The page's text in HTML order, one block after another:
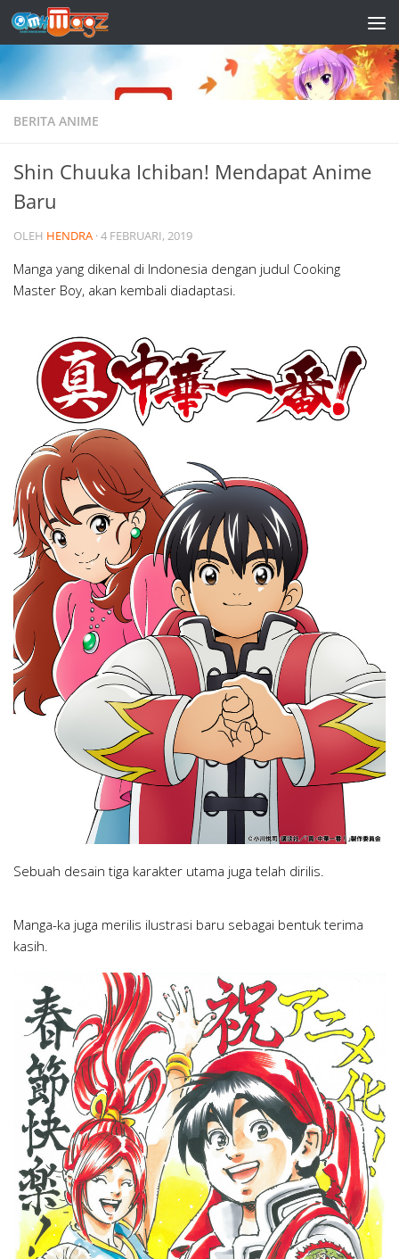
Skip to content
BERITA ANIME
Shin Chuuka Ichiban! Mendapat Anime
Baru
OLEH HENDRA ·4 FEBRUARI, 2019
Manga yang dikenal di Indonesia dengan judul Cooking
Master Boy, akan kembali diadaptasi.
Sebuah desain tiga karakter utama juga telah dirilis.
Manga-ka juga merilis ilustrasi baru sebagai bentuk terima
kasih.